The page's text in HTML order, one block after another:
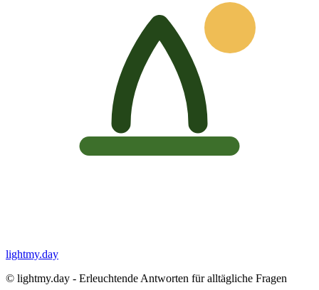
lightmy.day
© lightmy.day - Erleuchtende Antworten für alltägliche Fragen